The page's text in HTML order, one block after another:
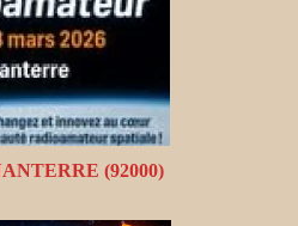
(92000)